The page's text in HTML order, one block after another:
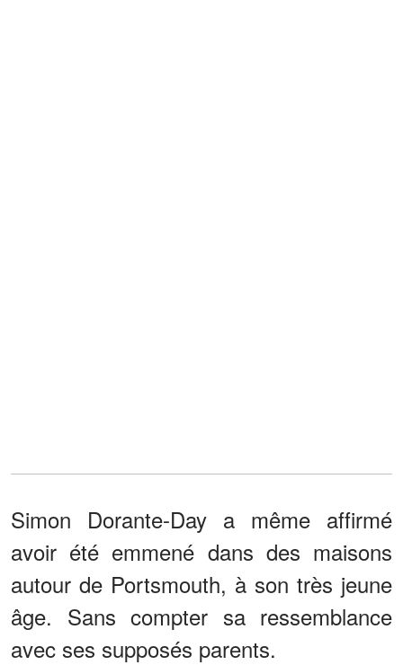
Simon Dorante-Day a même affirmé
avoir été emmené dans des maisons
autour de Portsmouth, à son très jeune
âge. Sans compter sa ressemblance
avec ses supposés parents.